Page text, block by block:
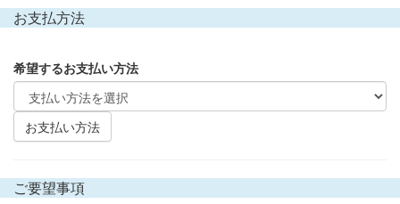
お支払方法
希望するお支払い方法
お支払い方法
ご要望事項